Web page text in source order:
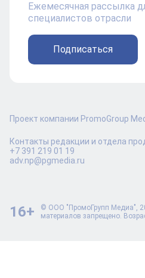
Ежемесячная рассылка
специалистов отрасли
Подписаться
Проект компании PromoGroup
Контакты редакции и отдела
+7 391 219 01 19
adv.np@pgmedia.ru
© ООО "ПромоГрупп Медиа",
материалов запрещено.
16+